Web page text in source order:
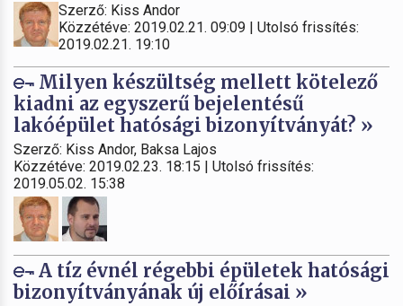
Szerző: Kiss Andor
Közzétéve: 2019.02.21. 09:09 | Utolsó frissítés:
2019.02.21. 19:10
Milyen készültség mellett kötelező
kiadni az egyszerű bejelentésű
lakóépület hatósági bizonyítványát? »
Szerző: Kiss Andor, Baksa Lajos
Közzétéve: 2019.02.23. 18:15 | Utolsó frissítés:
2019.05.02. 15:38
A tíz évnél régebbi épületek hatósági
bizonyítványának új előírásai »